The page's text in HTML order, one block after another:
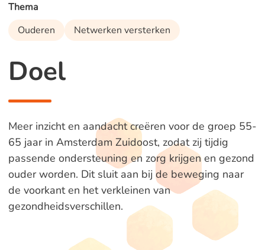
Doel
Meer inzicht en aandacht creëren voor de groep 55-
65 jaar in Amsterdam Zuidoost, zodat zij tijdig
passende ondersteuning en zorg krijgen en gezond
ouder worden. Dit sluit aan bij de beweging naar
de voorkant en het verkleinen van
gezondheidsverschillen.
Thema
Ouderen
Netwerken versterken